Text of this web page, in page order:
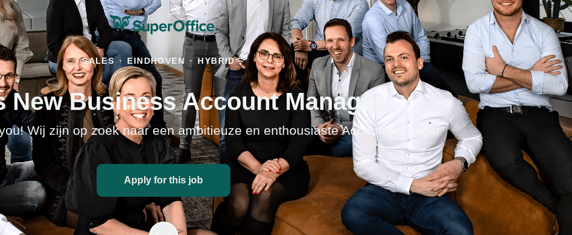
SALES · EINDHOVEN · HYBRID
New Business Account Manager
Wij zijn op zoek naar een ambitieuze en enthousiaste Accountmanager
Apply for this job